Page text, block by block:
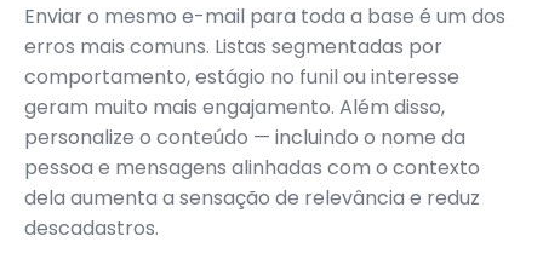
Enviar o mesmo e-mail para toda a base é um dos
erros mais comuns. Listas segmentadas por
comportamento, estágio no funil ou interesse
geram muito mais engajamento. Além disso,
personalize o conteúdo — incluindo o nome da
pessoa e mensagens alinhadas com o contexto
dela aumenta a sensação de relevância e reduz
descadastros.